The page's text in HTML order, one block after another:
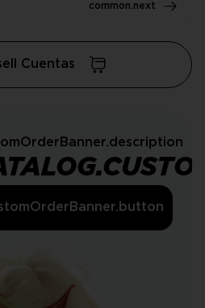
common.next
Cuentas